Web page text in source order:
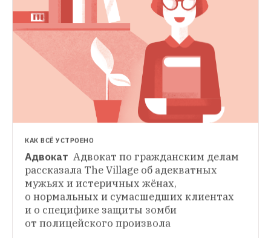
ЛИЧНЫЙ СЧЁТ
На что живут адвокатыАдвокат,
специализирующийся на экономических
преступлениях, — о своих клиентах,
посещении СИЗО и тратах, помогающих
ЛИЧНЫЙ СЧЁТ
На что живут юристы The Village узнал,
сколько получает юрист, отстаивающий в
суде интересы должников, и на что он
тратит деньги
КАК ВСЁ УСТРОЕНО
Адвокат Адвокат по гражданским делам
рассказала The Village об адекватных
мужьях и истеричных жёнах,
о нормальных и сумасшедших клиентах
и о специфике защиты зомби
от полицейского произвола